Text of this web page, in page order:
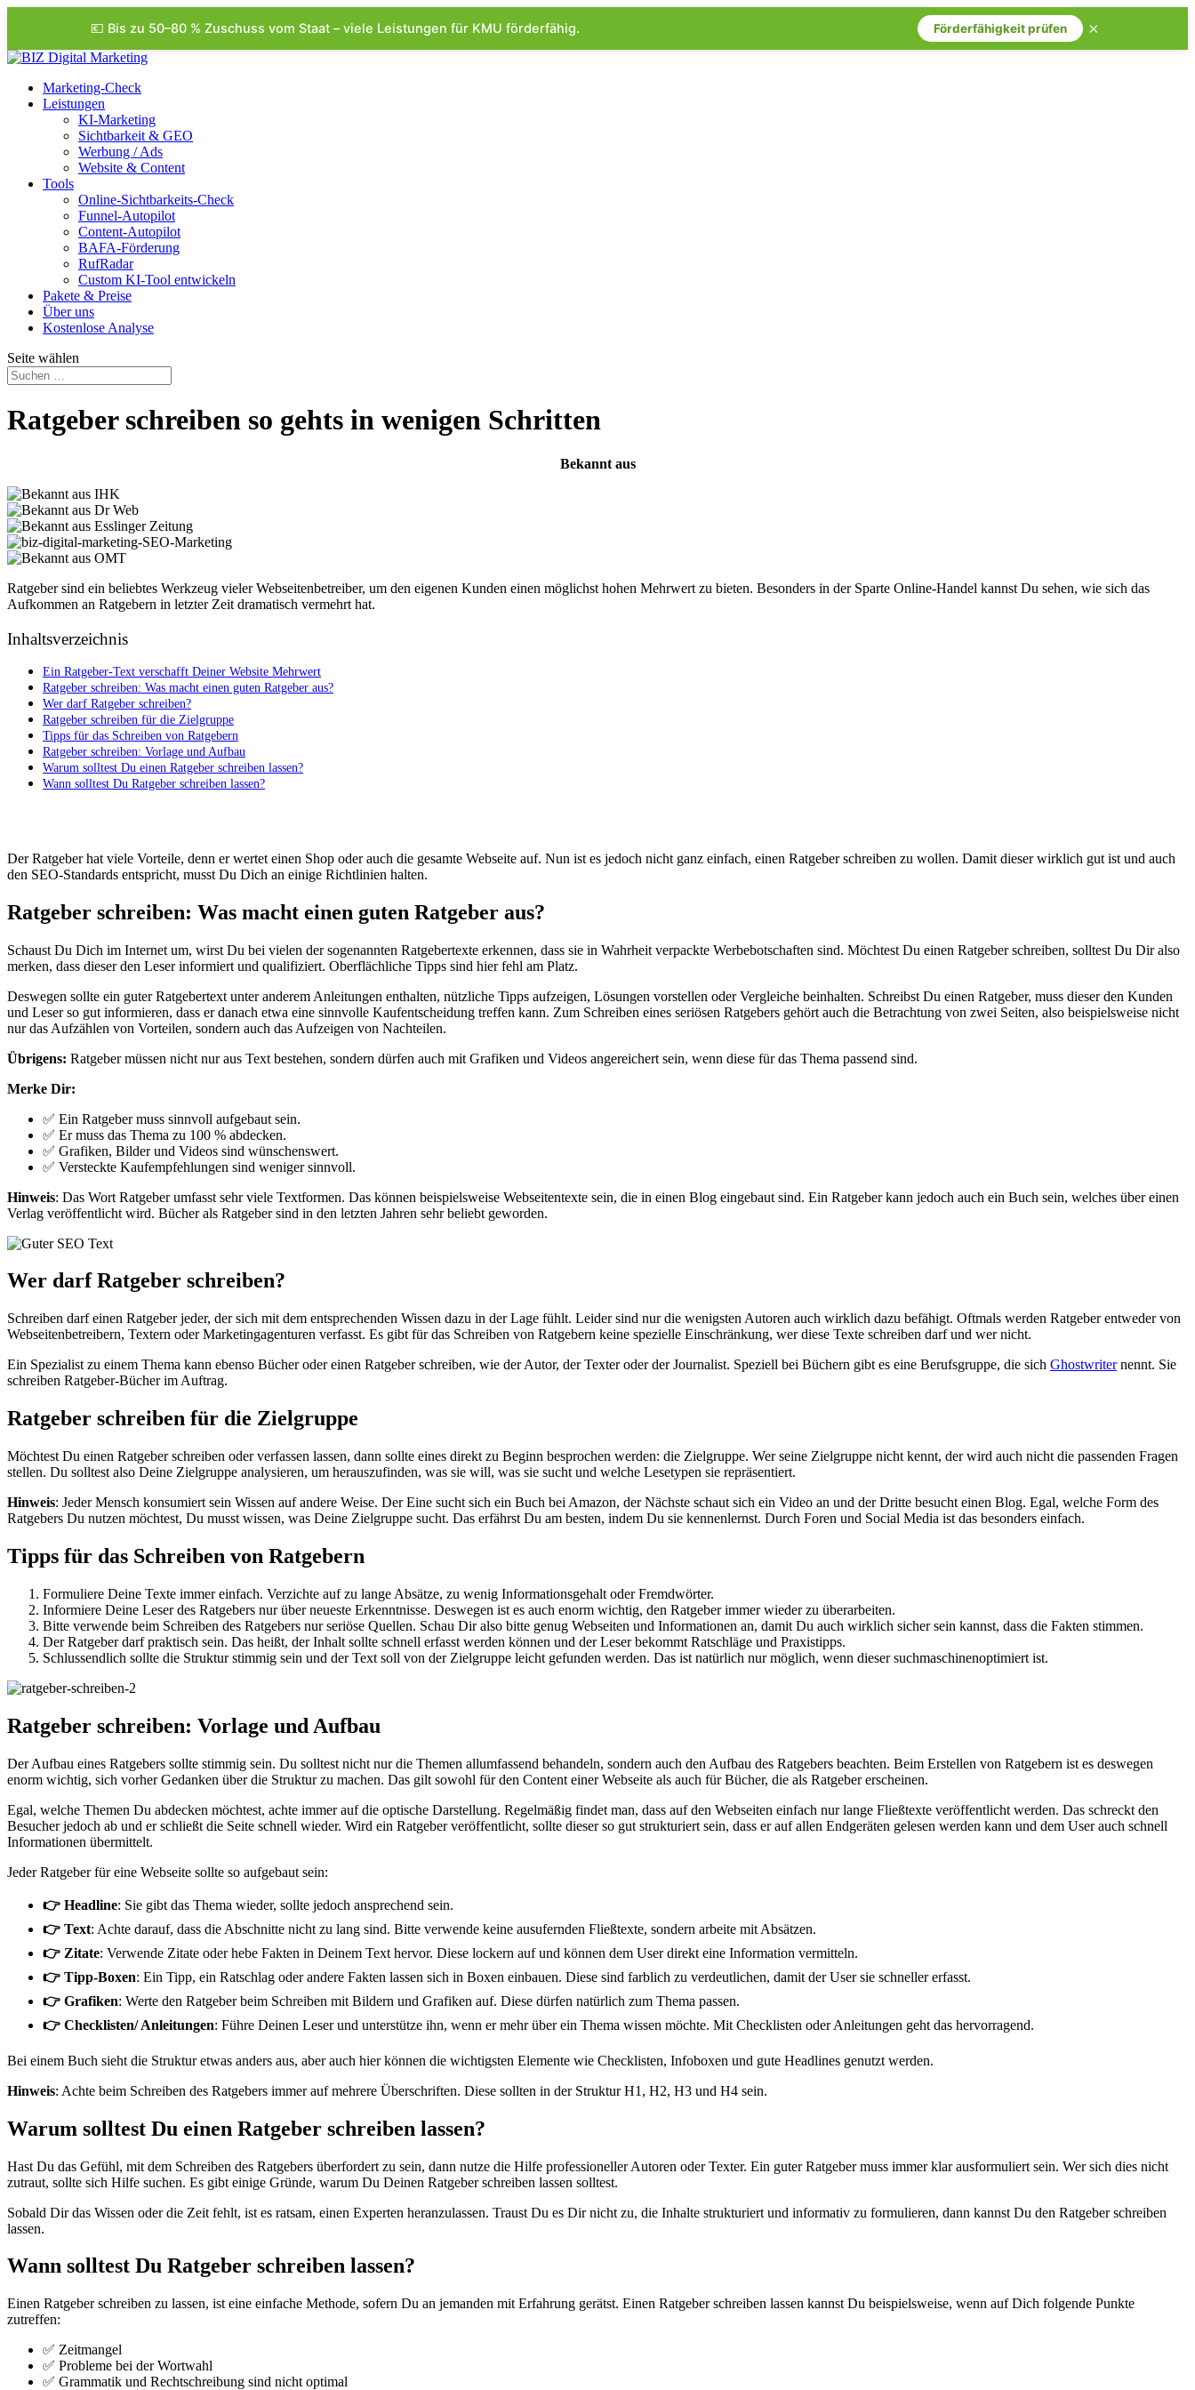
💶 Bis zu 50–80 % Zuschuss vom Staat – viele Leistungen für KMU förderfähig. Förderfähigkeit prüfen ×
Marketing-Check
Leistungen
KI-Marketing
Sichtbarkeit & GEO
Werbung / Ads
Website & Content
Tools
Online-Sichtbarkeits-Check
Funnel-Autopilot
Content-Autopilot
BAFA-Förderung
RufRadar
Custom KI-Tool entwickeln
Pakete & Preise
Über uns
Kostenlose Analyse
Seite wählen
Ratgeber schreiben so gehts in wenigen Schritten
Bekannt aus
Ratgeber sind ein beliebtes Werkzeug vieler Webseitenbetreiber, um den eigenen Kunden einen möglichst hohen Mehrwert zu bieten. Besonders in der Sparte Online-Handel kannst Du sehen, wie sich das
Aufkommen an Ratgebern in letzter Zeit dramatisch vermehrt hat.
Inhaltsverzeichnis
Ein Ratgeber-Text verschafft Deiner Website Mehrwert
Ratgeber schreiben: Was macht einen guten Ratgeber aus?
Wer darf Ratgeber schreiben?
Ratgeber schreiben für die Zielgruppe
Tipps für das Schreiben von Ratgebern
Ratgeber schreiben: Vorlage und Aufbau
Warum solltest Du einen Ratgeber schreiben lassen?
Wann solltest Du Ratgeber schreiben lassen?
Der Ratgeber hat viele Vorteile, denn er wertet einen Shop oder auch die gesamte Webseite auf. Nun ist es jedoch nicht ganz einfach, einen Ratgeber schreiben zu wollen. Damit dieser wirklich gut ist und auch
den SEO-Standards entspricht, musst Du Dich an einige Richtlinien halten.
Ratgeber schreiben: Was macht einen guten Ratgeber aus?
Schaust Du Dich im Internet um, wirst Du bei vielen der sogenannten Ratgebertexte erkennen, dass sie in Wahrheit verpackte Werbebotschaften sind. Möchtest Du einen Ratgeber schreiben, solltest Du Dir also
merken, dass dieser den Leser informiert und qualifiziert. Oberflächliche Tipps sind hier fehl am Platz.
Deswegen sollte ein guter Ratgebertext unter anderem Anleitungen enthalten, nützliche Tipps aufzeigen, Lösungen vorstellen oder Vergleiche beinhalten. Schreibst Du einen Ratgeber, muss dieser den Kunden
und Leser so gut informieren, dass er danach etwa eine sinnvolle Kaufentscheidung treffen kann. Zum Schreiben eines seriösen Ratgebers gehört auch die Betrachtung von zwei Seiten, also beispielsweise nicht
nur das Aufzählen von Vorteilen, sondern auch das Aufzeigen von Nachteilen.
Übrigens: Ratgeber müssen nicht nur aus Text bestehen, sondern dürfen auch mit Grafiken und Videos angereichert sein, wenn diese für das Thema passend sind.
Merke Dir:
✅ Ein Ratgeber muss sinnvoll aufgebaut sein.
✅ Er muss das Thema zu 100 % abdecken.
✅ Grafiken, Bilder und Videos sind wünschenswert.
✅ Versteckte Kaufempfehlungen sind weniger sinnvoll.
Hinweis: Das Wort Ratgeber umfasst sehr viele Textformen. Das können beispielsweise Webseitentexte sein, die in einen Blog eingebaut sind. Ein Ratgeber kann jedoch auch ein Buch sein, welches über einen
Verlag veröffentlicht wird. Bücher als Ratgeber sind in den letzten Jahren sehr beliebt geworden.
Wer darf Ratgeber schreiben?
Schreiben darf einen Ratgeber jeder, der sich mit dem entsprechenden Wissen dazu in der Lage fühlt. Leider sind nur die wenigsten Autoren auch wirklich dazu befähigt. Oftmals werden Ratgeber entweder von
Webseitenbetreibern, Textern oder Marketingagenturen verfasst. Es gibt für das Schreiben von Ratgebern keine spezielle Einschränkung, wer diese Texte schreiben darf und wer nicht.
Ein Spezialist zu einem Thema kann ebenso Bücher oder einen Ratgeber schreiben, wie der Autor, der Texter oder der Journalist. Speziell bei Büchern gibt es eine Berufsgruppe, die sich Ghostwriternennt. Sie
schreiben Ratgeber-Bücher im Auftrag.
Ratgeber schreiben für die Zielgruppe
Möchtest Du einen Ratgeber schreiben oder verfassen lassen, dann sollte eines direkt zu Beginn besprochen werden: die Zielgruppe. Wer seine Zielgruppe nicht kennt, der wird auch nicht die passenden Fragen
stellen. Du solltest also Deine Zielgruppe analysieren, um herauszufinden, was sie will, was sie sucht und welche Lesetypen sie repräsentiert.
Hinweis: Jeder Mensch konsumiert sein Wissen auf andere Weise. Der Eine sucht sich ein Buch bei Amazon, der Nächste schaut sich ein Video an und der Dritte besucht einen Blog. Egal, welche Form des
Ratgebers Du nutzen möchtest, Du musst wissen, was Deine Zielgruppe sucht. Das erfährst Du am besten, indem Du sie kennenlernst. Durch Foren und Social Media ist das besonders einfach.
Tipps für das Schreiben von Ratgebern
Formuliere Deine Texte immer einfach. Verzichte auf zu lange Absätze, zu wenig Informationsgehalt oder Fremdwörter.
Informiere Deine Leser des Ratgebers nur über neueste Erkenntnisse. Deswegen ist es auch enorm wichtig, den Ratgeber immer wieder zu überarbeiten.
Bitte verwende beim Schreiben des Ratgebers nur seriöse Quellen. Schau Dir also bitte genug Webseiten und Informationen an, damit Du auch wirklich sicher sein kannst, dass die Fakten stimmen.
Der Ratgeber darf praktisch sein. Das heißt, der Inhalt sollte schnell erfasst werden können und der Leser bekommt Ratschläge und Praxistipps.
Schlussendlich sollte die Struktur stimmig sein und der Text soll von der Zielgruppe leicht gefunden werden. Das ist natürlich nur möglich, wenn dieser suchmaschinenoptimiert ist.
Ratgeber schreiben: Vorlage und Aufbau
Der Aufbau eines Ratgebers sollte stimmig sein. Du solltest nicht nur die Themen allumfassend behandeln, sondern auch den Aufbau des Ratgebers beachten. Beim Erstellen von Ratgebern ist es deswegen
enorm wichtig, sich vorher Gedanken über die Struktur zu machen. Das gilt sowohl für den Content einer Webseite als auch für Bücher, die als Ratgeber erscheinen.
Egal, welche Themen Du abdecken möchtest, achte immer auf die optische Darstellung. Regelmäßig findet man, dass auf den Webseiten einfach nur lange Fließtexte veröffentlicht werden. Das schreckt den
Besucher jedoch ab und er schließt die Seite schnell wieder. Wird ein Ratgeber veröffentlicht, sollte dieser so gut strukturiert sein, dass er auf allen Endgeräten gelesen werden kann und dem User auch schnell
Informationen übermittelt.
Jeder Ratgeber für eine Webseite sollte so aufgebaut sein:
👉 Headline: Sie gibt das Thema wieder, sollte jedoch ansprechend sein.
👉 Text: Achte darauf, dass die Abschnitte nicht zu lang sind. Bitte verwende keine ausufernden Fließtexte, sondern arbeite mit Absätzen.
👉 Zitate: Verwende Zitate oder hebe Fakten in Deinem Text hervor. Diese lockern auf und können dem User direkt eine Information vermitteln.
👉 Tipp-Boxen: Ein Tipp, ein Ratschlag oder andere Fakten lassen sich in Boxen einbauen. Diese sind farblich zu verdeutlichen, damit der User sie schneller erfasst.
👉 Grafiken: Werte den Ratgeber beim Schreiben mit Bildern und Grafiken auf. Diese dürfen natürlich zum Thema passen.
👉 Checklisten/ Anleitungen: Führe Deinen Leser und unterstütze ihn, wenn er mehr über ein Thema wissen möchte. Mit Checklisten oder Anleitungen geht das hervorragend.
Bei einem Buch sieht die Struktur etwas anders aus, aber auch hier können die wichtigsten Elemente wie Checklisten, Infoboxen und gute Headlines genutzt werden.
Hinweis: Achte beim Schreiben des Ratgebers immer auf mehrere Überschriften. Diese sollten in der Struktur H1, H2, H3 und H4 sein.
Warum solltest Du einen Ratgeber schreiben lassen?
Hast Du das Gefühl, mit dem Schreiben des Ratgebers überfordert zu sein, dann nutze die Hilfe professioneller Autoren oder Texter. Ein guter Ratgeber muss immer klar ausformuliert sein. Wer sich dies nicht
zutraut, sollte sich Hilfe suchen. Es gibt einige Gründe, warum Du Deinen Ratgeber schreiben lassen solltest.
Sobald Dir das Wissen oder die Zeit fehlt, ist es ratsam, einen Experten heranzulassen. Traust Du es Dir nicht zu, die Inhalte strukturiert und informativ zu formulieren, dann kannst Du den Ratgeber schreiben
lassen.
Wann solltest Du Ratgeber schreiben lassen?
Einen Ratgeber schreiben zu lassen, ist eine einfache Methode, sofern Du an jemanden mit Erfahrung gerätst. Einen Ratgeber schreiben lassen kannst Du beispielsweise, wenn auf Dich folgende Punkte
zutreffen:
✅ Zeitmangel
✅ Probleme bei der Wortwahl
✅ Grammatik und Rechtschreibung sind nicht optimal